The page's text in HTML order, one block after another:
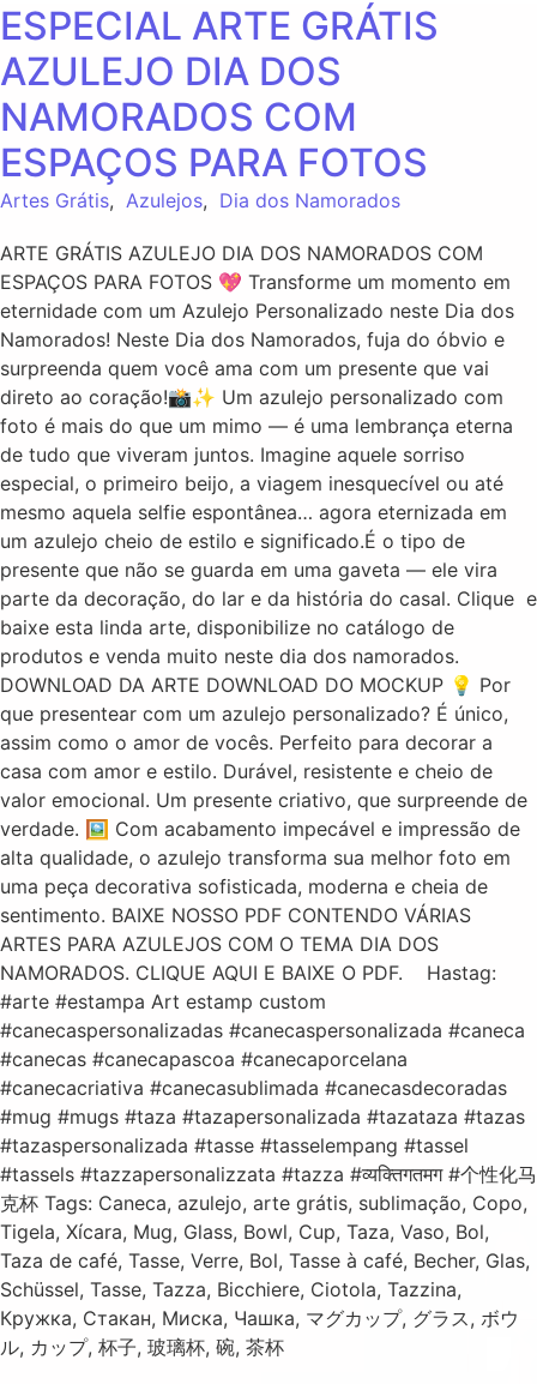
ESPECIAL ARTE GRÁTIS
AZULEJO DIA DOS
NAMORADOS COM
ESPAÇOS PARA FOTOS
Artes Grátis, Azulejos, Dia dos Namorados
ARTE GRÁTIS AZULEJO DIA DOS NAMORADOS COM
ESPAÇOS PARA FOTOS 💖 Transforme um momento em
eternidade com um Azulejo Personalizado neste Dia dos
Namorados! Neste Dia dos Namorados, fuja do óbvio e
surpreenda quem você ama com um presente que vai
direto ao coração!📸✨ Um azulejo personalizado com
foto é mais do que um mimo — é uma lembrança eterna
de tudo que viveram juntos. Imagine aquele sorriso
especial, o primeiro beijo, a viagem inesquecível ou até
mesmo aquela selfie espontânea… agora eternizada em
um azulejo cheio de estilo e significado.É o tipo de
presente que não se guarda em uma gaveta — ele vira
parte da decoração, do lar e da história do casal. Clique e
baixe esta linda arte, disponibilize no catálogo de
produtos e venda muito neste dia dos namorados.
DOWNLOAD DA ARTE DOWNLOAD DO MOCKUP 💡 Por
que presentear com um azulejo personalizado? É único,
assim como o amor de vocês. Perfeito para decorar a
casa com amor e estilo. Durável, resistente e cheio de
valor emocional. Um presente criativo, que surpreende de
verdade. 🖼️ Com acabamento impecável e impressão de
alta qualidade, o azulejo transforma sua melhor foto em
uma peça decorativa sofisticada, moderna e cheia de
sentimento. BAIXE NOSSO PDF CONTENDO VÁRIAS
ARTES PARA AZULEJOS COM O TEMA DIA DOS
NAMORADOS. CLIQUE AQUI E BAIXE O PDF. Hastag:
#arte #estampa Art estamp custom
#canecaspersonalizadas #canecaspersonalizada #caneca
#canecas #canecapascoa #canecaporcelana
#canecacriativa #canecasublimada #canecasdecoradas
#mug #mugs #taza #tazapersonalizada #tazataza #tazas
#tazaspersonalizada #tasse #tasselempang #tassel
#tassels #tazzapersonalizzata #tazza #व्यक्तिगतमग #个性化马
克杯 Tags: Caneca, azulejo, arte grátis, sublimação, Copo,
Tigela, Xícara, Mug, Glass, Bowl, Cup, Taza, Vaso, Bol,
Taza de café, Tasse, Verre, Bol, Tasse à café, Becher, Glas,
Schüssel, Tasse, Tazza, Bicchiere, Ciotola, Tazzina,
Кружка, Стакан, Миска, Чашка, マグカップ, グラス, ボウ
ル, カップ, 杯子, 玻璃杯, 碗, 茶杯